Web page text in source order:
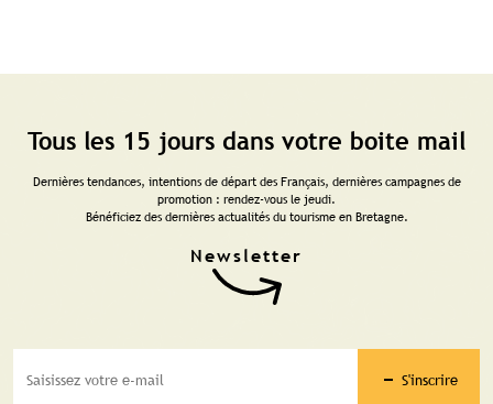
Tous les 15 jours dans votre boite mail
Dernières tendances, intentions de départ des Français, dernières campagnes de
promotion : rendez-vous le jeudi.
Bénéficiez des dernières actualités du tourisme en Bretagne.
S'inscrire